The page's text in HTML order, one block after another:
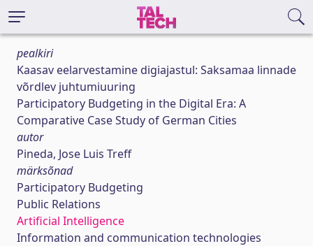
pealkiri
Kaasav eelarvestamine digiajastul: Saksamaa linnade
võrdlev juhtumiuuring
Participatory Budgeting in the Digital Era: A
Comparative Case Study of German Cities
autor
Pineda, Jose Luis Treff
märksõnad
Participatory Budgeting
Public Relations
Artificial Intelligence
Information and communication technologies